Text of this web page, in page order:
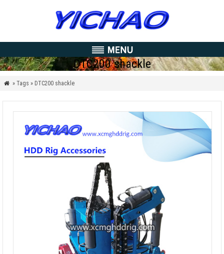
DTC200 shackle
 » Tags » DTC200 shackle